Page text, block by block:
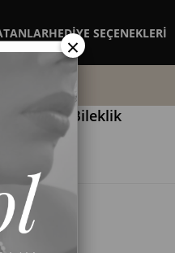
HEDİYE SEÇENEKLERİ
Minimal Bileklik
×